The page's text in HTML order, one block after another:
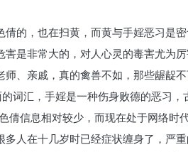
的，也在扫黄，而黄与手婬恶习是
是非常大的，对人心灵的毒害尤为
、亲戚，真的禽兽不如，那些龌龊
词汇，手婬是一种伤身败德的恶习
倩信息相对较少，而现在处于网络
人在十几岁时已经症状缠身了，严